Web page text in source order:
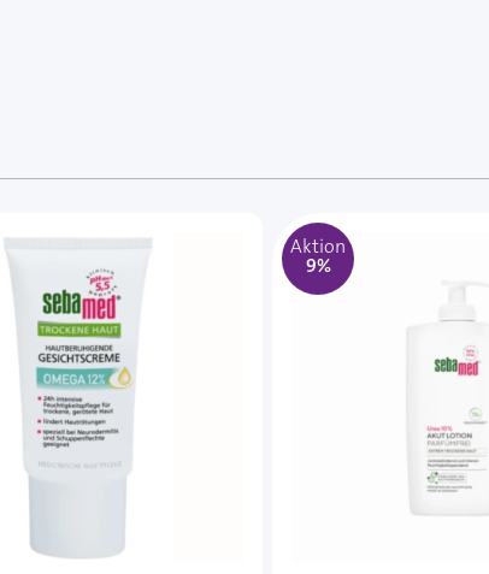
des Karussells navigieren. Mit den Skip-Links
Aktion
9%